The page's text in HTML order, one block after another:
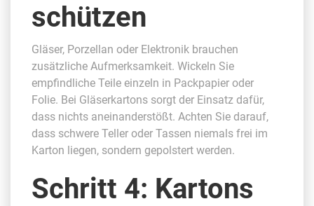
schützen
Gläser, Porzellan oder Elektronik brauchen
zusätzliche Aufmerksamkeit. Wickeln Sie
empfindliche Teile einzeln in Packpapier oder
Folie. Bei Gläserkartons sorgt der Einsatz dafür,
dass nichts aneinanderstößt. Achten Sie darauf,
dass schwere Teller oder Tassen niemals frei im
Karton liegen, sondern gepolstert werden.
Schritt 4: Kartons